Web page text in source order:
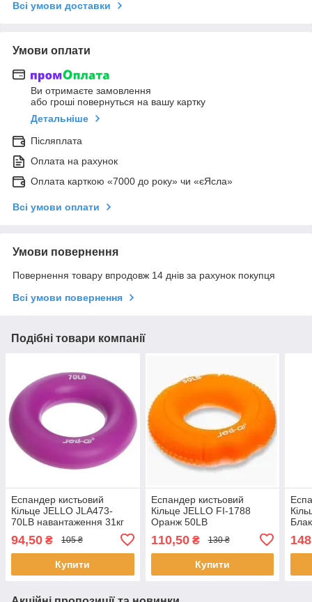
Всі умови доставки
Умови оплати
Ви отримаєте замовлення
або гроші повернуться на вашу картку
Детальніше
Післяплата
Оплата на рахунок
Оплата карткою «7000 до року» чи «єЯсла»
Всі умови оплати
Умови повернення
Повернення товару впродовж 14 днів за рахунок покупця
Всі умови повернення
Подібні товари компанії
Еспандер кистьовий
Кільце JELLO JLA473-
70LB навантаження 31кг
94,50 ₴ 105 ₴
Купити
Еспандер кистьовий
Кільце JELLO FI-1788
Оранж 50LB
110,50₴ 130 ₴
Купити